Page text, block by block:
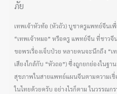
ภัย
เทพเจ้าหัวท้อ (หัวถัว) บูชาครูแพทย์จีนเ
“เทพเจ้าหมอ” หรือครู แพทย์จีน ที่ชาวจี
ขอพรเรื่องเจ็บป่วย หลายคนจะนึกถึง “
เสียงใกล้กับ “หัวถอ”) ซึ่งถูกยกย่องใน
สุขภาพในสายแพทย์แผนจีนตามความเ
ในไทยด้วยครับ อย่างไรก็ตาม ในวรรณ